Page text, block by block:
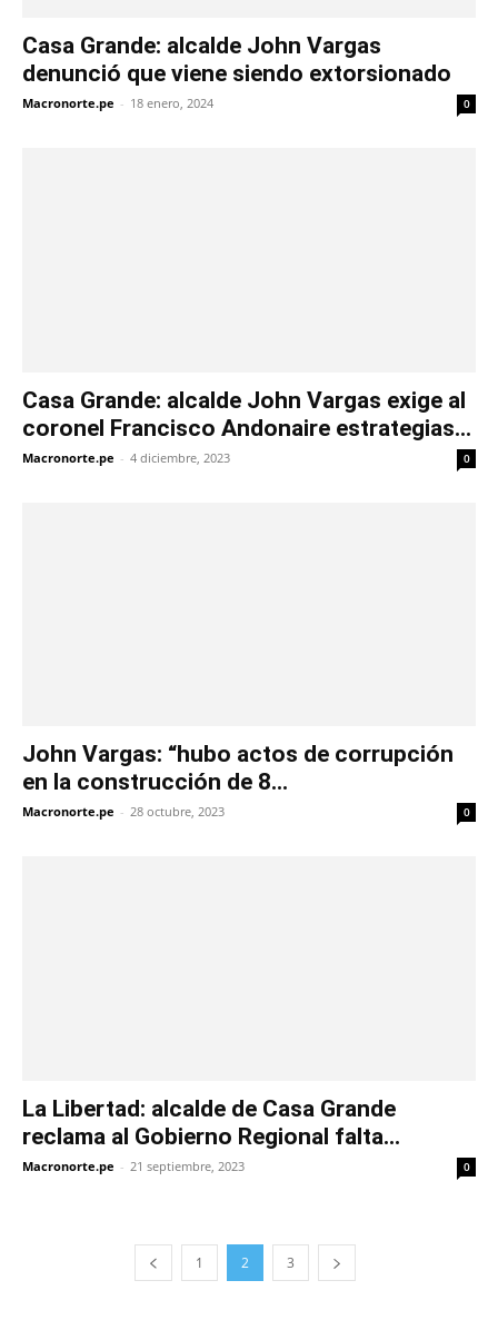
Casa Grande: alcalde John Vargas
denunció que viene siendo extorsionado
Macronorte.pe - 18 enero, 2024 0
Casa Grande: alcalde John Vargas exige al
coronel Francisco Andonaire estrategias...
Macronorte.pe - 4 diciembre, 2023 0
John Vargas: “hubo actos de corrupción
en la construcción de 8...
Macronorte.pe - 28 octubre, 2023 0
La Libertad: alcalde de Casa Grande
reclama al Gobierno Regional falta...
Macronorte.pe - 21 septiembre, 2023 0
1 2 3